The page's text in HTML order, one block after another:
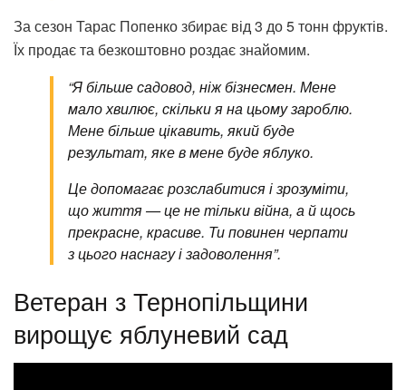
За сезон Тарас Попенко збирає від 3 до 5 тонн фруктів.
Їх продає та безкоштовно роздає знайомим.
“Я більше садовод, ніж бізнесмен. Мене
мало хвилює, скільки я на цьому зароблю.
Мене більше цікавить, який буде
результат, яке в мене буде яблуко.
Це допомагає розслабитися і зрозуміти,
що життя — це не тільки війна, а й щось
прекрасне, красиве. Ти повинен черпати
з цього наснагу і задоволення”.
Ветеран з Тернопільщини
вирощує яблуневий сад